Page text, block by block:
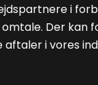
i
Der kan
aftaler i vores